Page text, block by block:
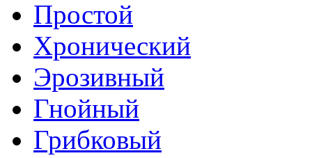
Простой
Хронический
Эрозивный
Гнойный
Грибковый